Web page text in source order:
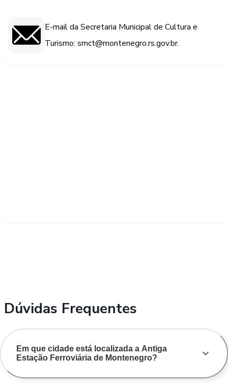
E-mail da Secretaria Municipal de Cultura e
Turismo: smct@montenegro.rs.gov.br.
Dúvidas Frequentes
Em que cidade está localizada a Antiga
Estação Ferroviária de Montenegro?